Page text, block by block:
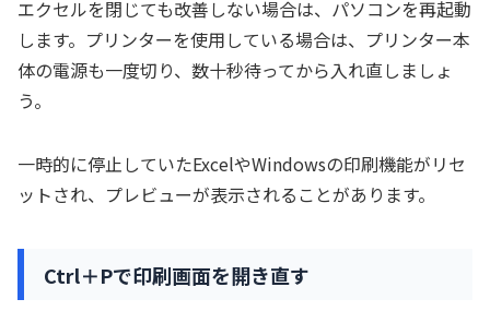
エクセルを閉じても改善しない場合は、パソコンを再起動
します。プリンターを使用している場合は、プリンター本
体の電源も一度切り、数十秒待ってから入れ直しましょ
う。
一時的に停止していたExcelやWindowsの印刷機能がリセ
ットされ、プレビューが表示されることがあります。
Ctrl＋Pで印刷画面を開き直す